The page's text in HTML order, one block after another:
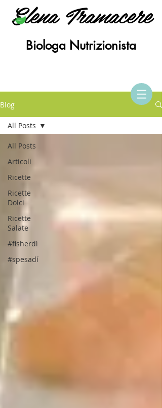
Elena Tramacere
Biologa Nutrizionista
Blog
All Posts
Articoli
Ricette
Ricette
Dolci
Ricette
Salate
#fisherdì
#spesadí
All Posts